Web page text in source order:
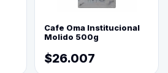
Cafe Oma Institucional
Molido 500g
$26.007